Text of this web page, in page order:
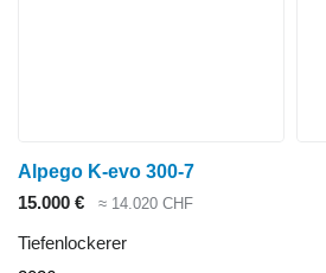
Alpego K-evo 300-7
15.000 €
≈ 14.020 CHF
Tiefenlockerer